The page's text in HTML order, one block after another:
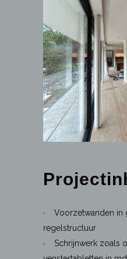
Voorzetwanden in
regelstructuur
Schrijnwerk zoals